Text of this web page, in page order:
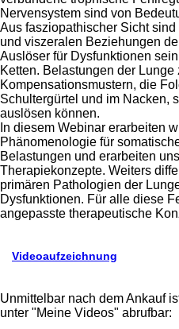
Nervensystem sind von
Aus fasziopathischer Sicht
und viszeralen Beziehungen
Auslöser für Dysfunktionen
Ketten. Belastungen der
Kompensationsmustern, die
Schultergürtel und im Nacken,
auslösen können.
In diesem Webinar erarbeiten
Phänomenologie für
Belastungen und erarbeiten
Therapiekonzepte. Weiters
primären Pathologien der
Dysfunktionen. Für alle diese
angepasste therapeutische
Videoaufzeichnung
Unmittelbar nach dem Ankauf
unter "Meine Videos" abrufbar: